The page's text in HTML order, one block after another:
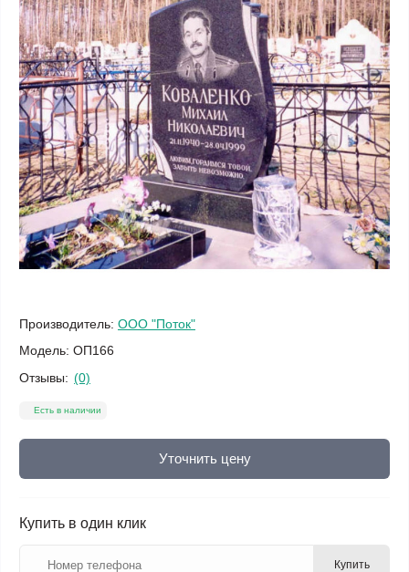
Производитель: ООО "Поток"
Модель: ОП166
Отзывы: (0)
Есть в наличии
Уточнить цену
Купить в один клик
Купить